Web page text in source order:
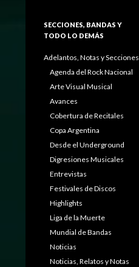
SECCIONES, BANDAS Y
TODO LO DEMÁS
Adelantos, Notas y Secciones
Agenda del Rock Nacional
Arte Visual Musical
Avances
Cobertura de Recitales
Copa Argentina
Desde el Underground
Digresiones Musicales
Entrevistas
Festivales de Discos
Highlights
Liga de la Muerte
Mundial de Bandas
Noticias
Noticias, Relatos y Notas